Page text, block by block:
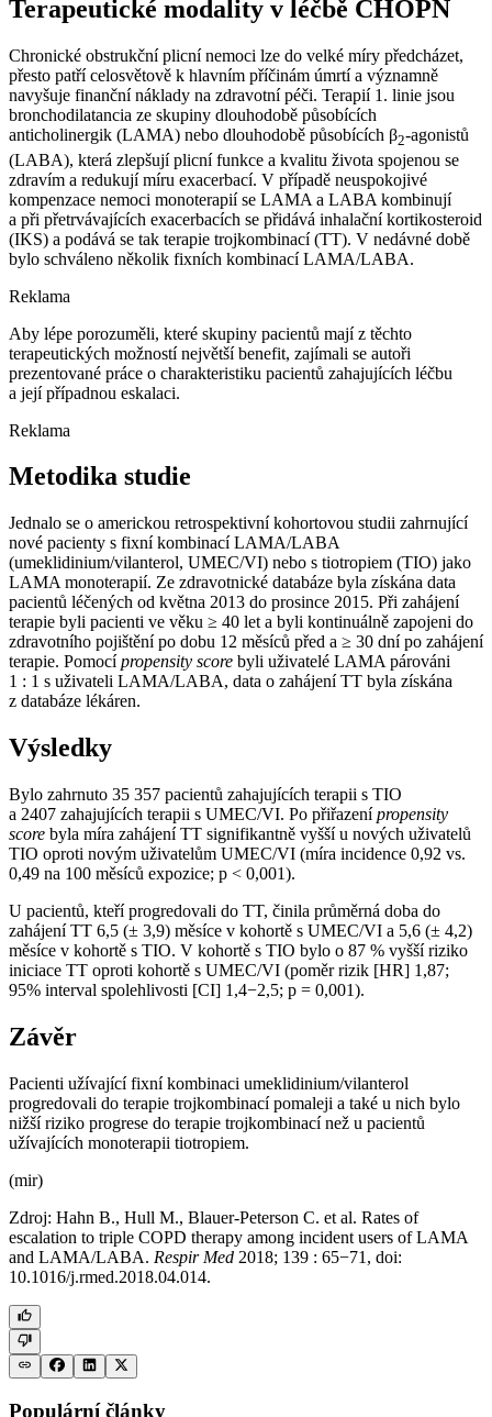
Terapeutické modality v léčbě CHOPN
Chronické obstrukční plicní nemoci lze do velké míry předcházet,
přesto patří celosvětově k hlavním příčinám úmrtí a významně
navyšuje finanční náklady na zdravotní péči. Terapií 1. linie jsou
bronchodilatancia ze skupiny dlouhodobě působících
anticholinergik (LAMA) nebo dlouhodobě působících β2-agonistů
(LABA), která zlepšují plicní funkce a kvalitu života spojenou se
zdravím a redukují míru exacerbací. V případě neuspokojivé
kompenzace nemoci monoterapií se LAMA a LABA kombinují
a při přetrvávajících exacerbacích se přidává inhalační kortikosteroid
(IKS) a podává se tak terapie trojkombinací (TT). V nedávné době
bylo schváleno několik fixních kombinací LAMA/LABA.
Reklama
Aby lépe porozuměli, které skupiny pacientů mají z těchto
terapeutických možností největší benefit, zajímali se autoři
prezentované práce o charakteristiku pacientů zahajujících léčbu
a její případnou eskalaci.
Reklama
Metodika studie
Jednalo se o americkou retrospektivní kohortovou studii zahrnující
nové pacienty s fixní kombinací LAMA/LABA
(umeklidinium/vilanterol, UMEC/VI) nebo s tiotropiem (TIO) jako
LAMA monoterapií. Ze zdravotnické databáze byla získána data
pacientů léčených od května 2013 do prosince 2015. Při zahájení
terapie byli pacienti ve věku ≥ 40 let a byli kontinuálně zapojeni do
zdravotního pojištění po dobu 12 měsíců před a ≥ 30 dní po zahájení
terapie. Pomocípropensity score byli uživatelé LAMA párováni
1 : 1 s uživateli LAMA/LABA, data o zahájení TT byla získána
z databáze lékáren.
Výsledky
Bylo zahrnuto 35 357 pacientů zahajujících terapii s TIO
a 2407 zahajujících terapii s UMEC/VI. Po přiřazenípropensity
score byla míra zahájení TT signifikantně vyšší u nových uživatelů
TIO oproti novým uživatelům UMEC/VI (míra incidence 0,92 vs.
0,49 na 100 měsíců expozice; p < 0,001).
U pacientů, kteří progredovali do TT, činila průměrná doba do
zahájení TT 6,5 (± 3,9) měsíce v kohortě s UMEC/VI a 5,6 (± 4,2)
měsíce v kohortě s TIO. V kohortě s TIO bylo o 87 % vyšší riziko
iniciace TT oproti kohortě s UMEC/VI (poměr rizik [HR] 1,87;
95% interval spolehlivosti [CI] 1,4−2,5; p = 0,001).
Závěr
Pacienti užívající fixní kombinaci umeklidinium/vilanterol
progredovali do terapie trojkombinací pomaleji a také u nich bylo
nižší riziko progrese do terapie trojkombinací než u pacientů
užívajících monoterapii tiotropiem.
(mir)
Zdroj: Hahn B., Hull M., Blauer-Peterson C. et al. Rates of
escalation to triple COPD therapy among incident users of LAMA
and LAMA/LABA. Respir Med 2018; 139 : 65−71, doi:
10.1016/j.rmed.2018.04.014.
Populární články